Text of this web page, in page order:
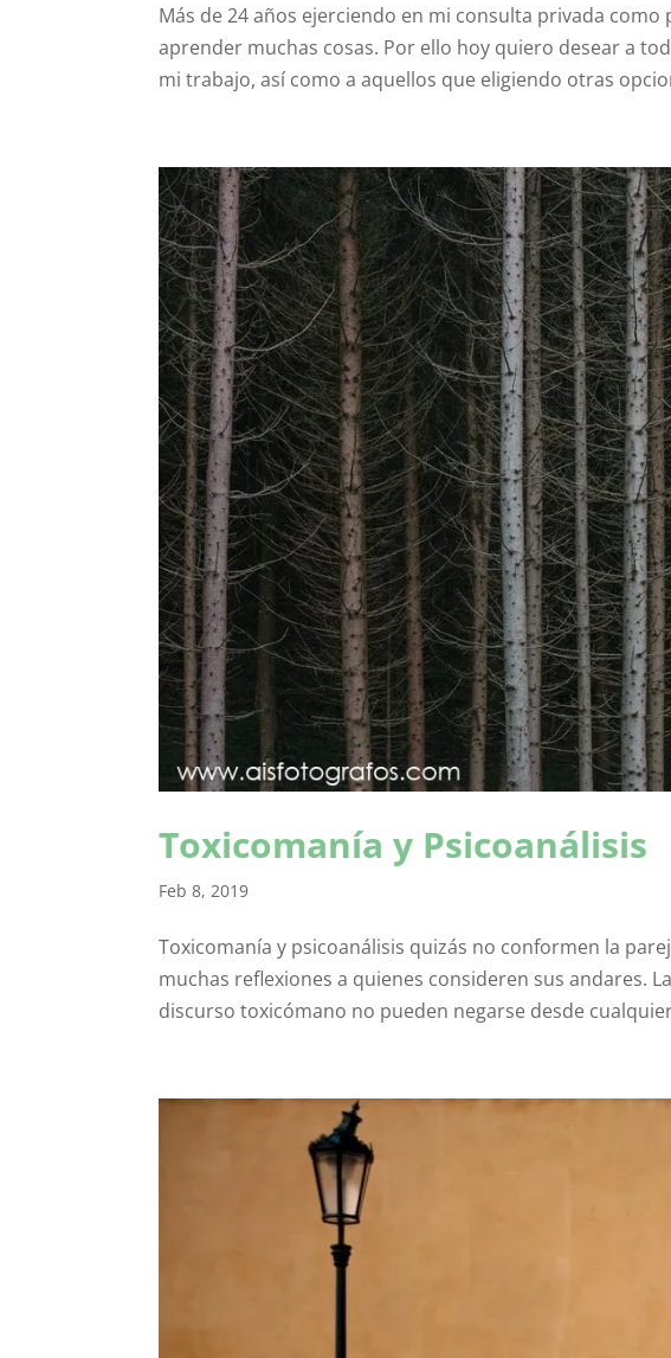
Más de 24 años ejerciendo en mi consulta privada
aprender muchas cosas. Por ello hoy quiero desear a
mi trabajo, así como a aquellos que eligiendo otras
Toxicomanía y Psicoanálisis
Feb 8, 2019
Toxicomanía y psicoanálisis quizás no conformen la
muchas reflexiones a quienes consideren sus andares.
discurso toxicómano no pueden negarse desde